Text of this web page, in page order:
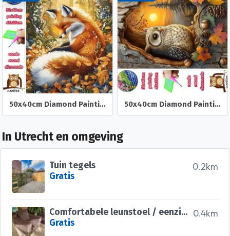
50x40cm Diamond Painting Vos in het bos (rond) nr 84 50x40cm Diamond Painting herst Uil (rond) nr 83
In Utrecht en omgeving
0.2km
Tuin tegels
Gratis
0.4km
Comfortabele leunstoel / eenzits bank
Gratis